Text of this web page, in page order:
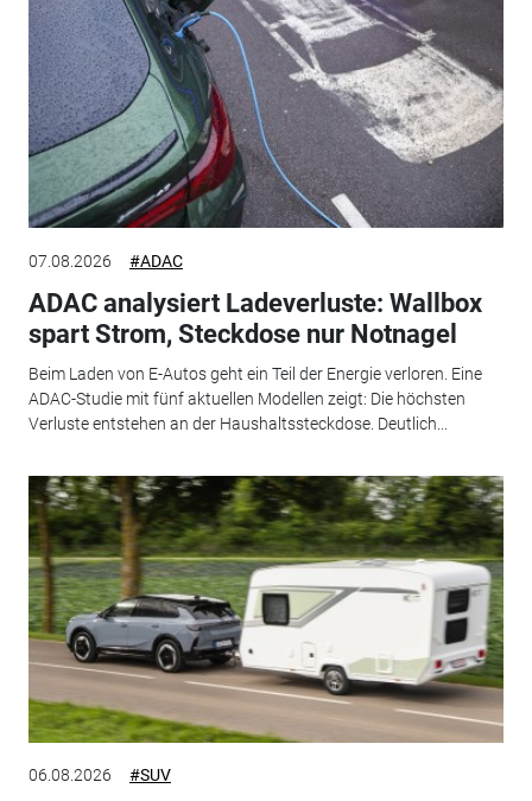
07.08.2026 #ADAC
ADAC analysiert Ladeverluste: Wallbox
spart Strom, Steckdose nur Notnagel
Beim Laden von E-Autos geht ein Teil der Energie verloren. Eine
ADAC-Studie mit fünf aktuellen Modellen zeigt: Die höchsten
Verluste entstehen an der Haushaltssteckdose. Deutlich...
06.08.2026 #SUV